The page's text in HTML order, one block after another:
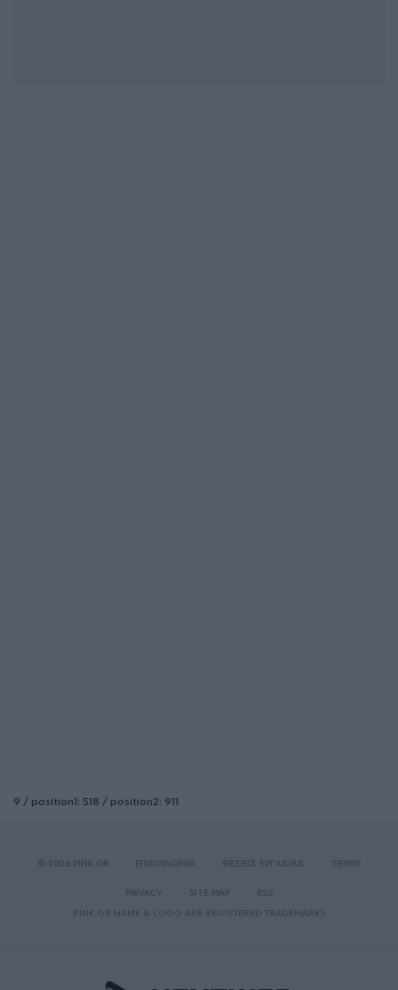
9 / position1: 518 / position2: 911
© 2026 PINK.GR ΕΠΙΚΟΙΝΩΝΙΑ ΘΕΣΕΙΣ ΕΡΓΑΣΙΑΣ TERMS
PRIVACY SITE MAP
RSS
PINK.GR NAME & LOGO ARE REGISTERED TRADEMARKS